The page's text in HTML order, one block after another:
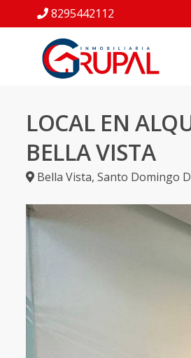
8295442112
LOCAL EN
BELLA VISTA
Bella Vista, Santo Domingo